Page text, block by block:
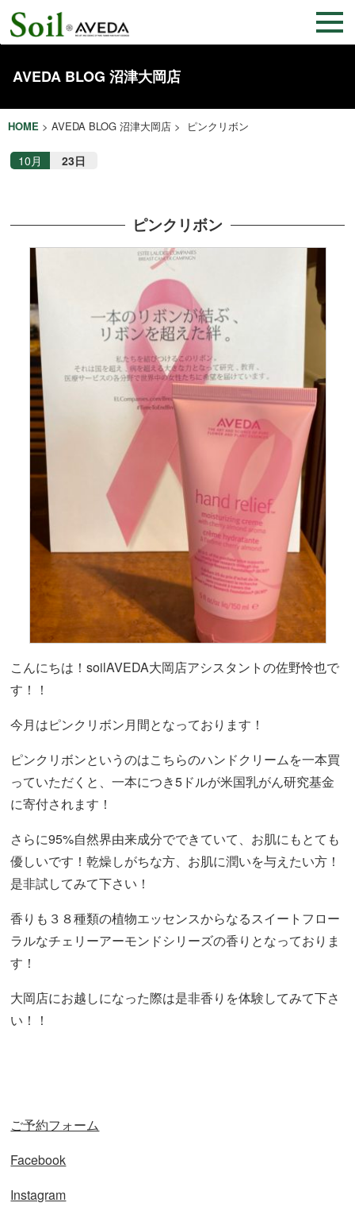
AVEDA BLOG 沼津大岡店
HOME > AVEDA BLOG 沼津大岡店 > ピンクリボン
10月 23日
ピンクリボン
こんにちは！soilAVEDA大岡店アシスタントの佐野怜也で
す！！
今月はピンクリボン月間となっております！
ピンクリボンというのはこちらのハンドクリームを一本買
っていただくと、一本につき5ドルが米国乳がん研究基金
に寄付されます！
さらに95%自然界由来成分でできていて、お肌にもとても
優しいです！乾燥しがちな方、お肌に潤いを与えたい方！
是非試してみて下さい！
香りも３８種類の植物エッセンスからなるスイートフロー
ラルなチェリーアーモンドシリーズの香りとなっておりま
す！
大岡店にお越しになった際は是非香りを体験してみて下さ
い！！
ご予約フォーム
Facebook
Instagram